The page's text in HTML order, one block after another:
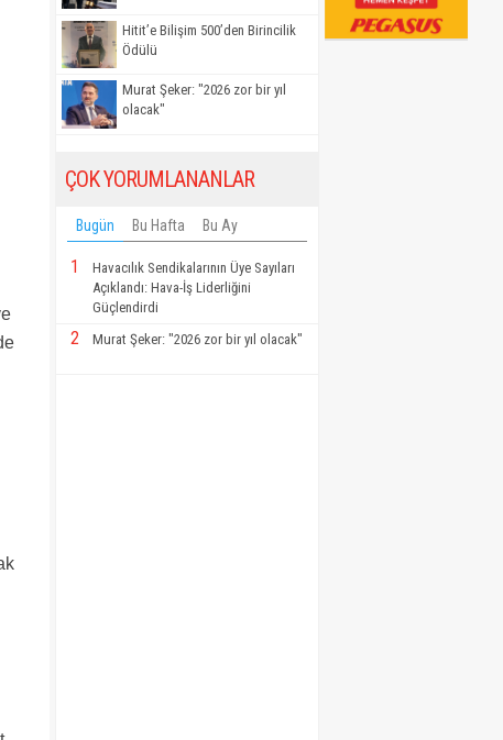
Hitit’e Bilişim 500’den Birincilik
Ödülü
Murat Şeker: "2026 zor bir yıl
olacak"
ÇOK YORUMLANANLAR
Bugün Bu Hafta Bu Ay
1
Havacılık Sendikalarının Üye Sayıları
Açıklandı: Hava-İş Liderliğini
Güçlendirdi
2 Murat Şeker: "2026 zor bir yıl olacak"